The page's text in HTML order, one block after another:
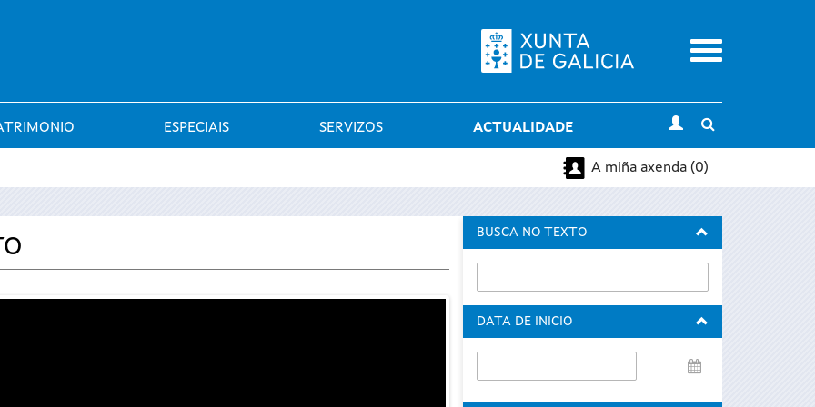
Menu
ESPECIAIS SERVIZOS ACTUALIDADE
search
A miña axenda (0)
BUSCA NO TEXTO
DATA DE INICIO
de